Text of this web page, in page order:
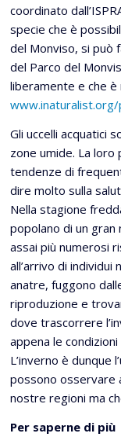
coordinato
specie che è
del Monviso, si
del Parco del
liberamente e che è
Gli uccelli acquatici
zone umide. La
tendenze di
dire molto sulla
Nella stagione
popolano di un gran
assai più numerosi
all’arrivo di individui
anatre, fuggono
riproduzione e
dove trascorrere
appena le
L’inverno è dunque
possono osservare
nostre regioni ma
Per saperne di più